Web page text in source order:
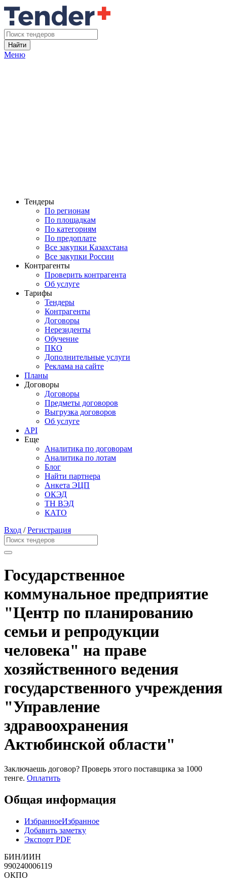
Найти
Меню
Тендеры
По регионам
По площадкам
По категориям
По предоплате
Все закупки Казахстана
Все закупки России
Контрагенты
Проверить контрагента
Об услуге
Тарифы
Тендеры
Контрагенты
Договоры
Нерезиденты
Обучение
ПКО
Дополнительные услуги
Реклама на сайте
Планы
Договоры
Договоры
Предметы договоров
Выгрузка договоров
Об услуге
API
Еще
Аналитика по договорам
Аналитика по лотам
Блог
Найти партнера
Анкета ЭЦП
ОКЭД
ТН ВЭД
КАТО
Вход /Регистрация
Государственное
коммунальное предприятие
"Центр по планированию
семьи и репродукции
человека" на праве
хозяйственного ведения
государственного учреждения
"Управление
здравоохранения
Актюбинской области"
Заключаешь договор? Проверь этого поставщика за 1000
тенге. Оплатить
Общая информация
ИзбранноеИзбранное
Добавить заметку
Экспорт PDF
БИН/ИИН
990240006119
ОКПО